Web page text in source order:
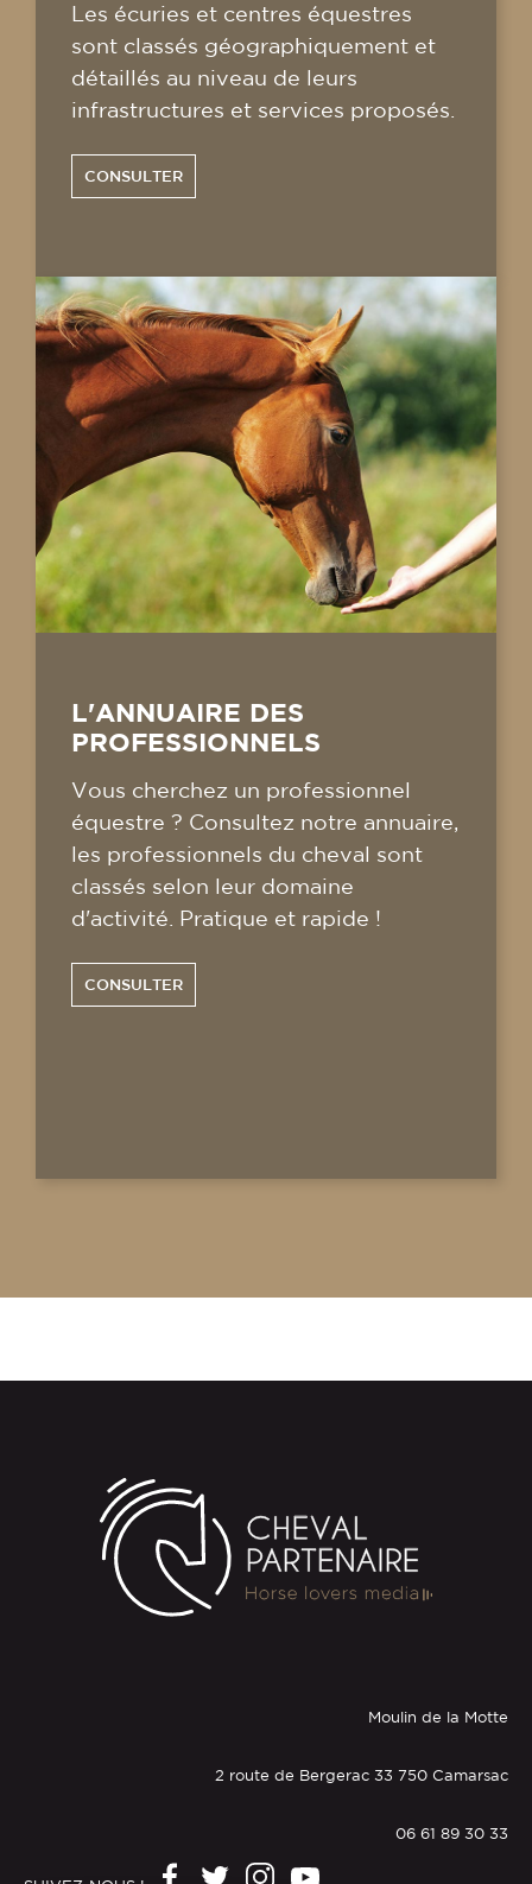
Les écuries et centres équestres
sont classés géographiquement et
détaillés au niveau de leurs
infrastructures et services proposés.
CONSULTER
L'ANNUAIRE DES
PROFESSIONNELS
Vous cherchez un professionnel
équestre ? Consultez notre annuaire,
les professionnels du cheval sont
classés selon leur domaine
d'activité. Pratique et rapide !
CONSULTER
Moulin de la Motte
2 route de Bergerac 33 750 Camarsac
06 61 89 30 33